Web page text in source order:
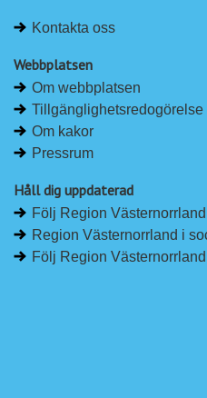
Kontakta oss
Webbplatsen
Om webbplatsen
Tillgänglighetsredogörelse
Om kakor
Pressrum
Håll dig uppdaterad
Följ Region
Region Västernorrland i
Följ Region